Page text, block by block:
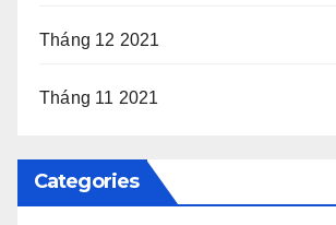
Tháng 12 2021
Tháng 11 2021
Categories